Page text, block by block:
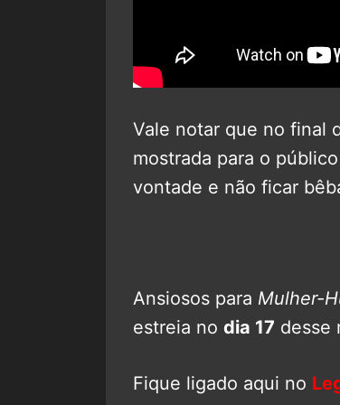
Vale notar que no final
mostrada para o
vontade e não ficar
Ansiosos para Mulher-
estreia no dia 17 desse
Fique ligado aqui no